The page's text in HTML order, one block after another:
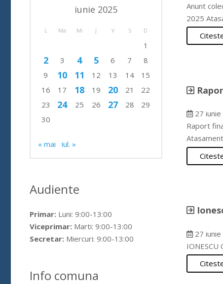
Anunt
2025
27
Raport
27
IONESCU
iunie 2025
L Ma Mi J V S D
1
2 3 4 5 6 7
8
9
10 11 12 13 14
15
16
17 18 19 20 21
22
23
24 25 26 27 28
29
30
« mai iul. »
Audiente
Primar:Luni: 9:00-13:00
Viceprimar:Marti: 9:00-13:00
Secretar:Miercuri: 9:00-13:00
Info comuna